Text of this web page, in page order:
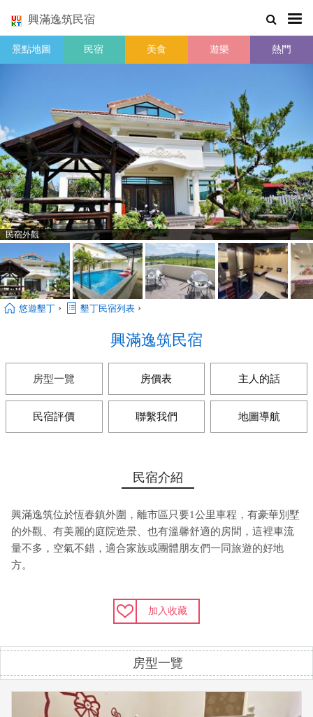
興滿逸筑民宿
景點地圖 民宿 美食 遊樂 熱門
民宿外觀
悠遊墾丁 › 墾丁民宿列表 ›
興滿逸筑民宿
房型一覽 房價表 主人的話
民宿評價 聯繫我們 地圖導航
民宿介紹
興滿逸筑位於恆春鎮外圍，離市區只要1公里車程，有豪華別墅
的外觀、有美麗的庭院造景、也有溫馨舒適的房間，這裡車流
量不多，空氣不錯，適合家族或團體朋友們一同旅遊的好地
方。
加入收藏
房型一覽